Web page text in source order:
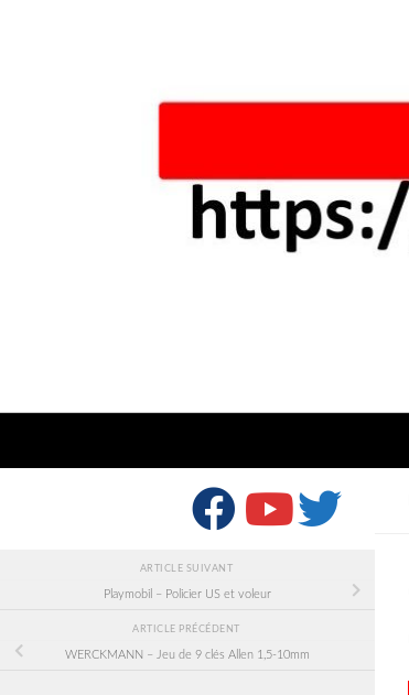
ARTICLE SUIVANT
Playmobil – Policier US et voleur
ARTICLE PRÉCÉDENT
WERCKMANN – Jeu de 9 clés Allen 1,5-10mm